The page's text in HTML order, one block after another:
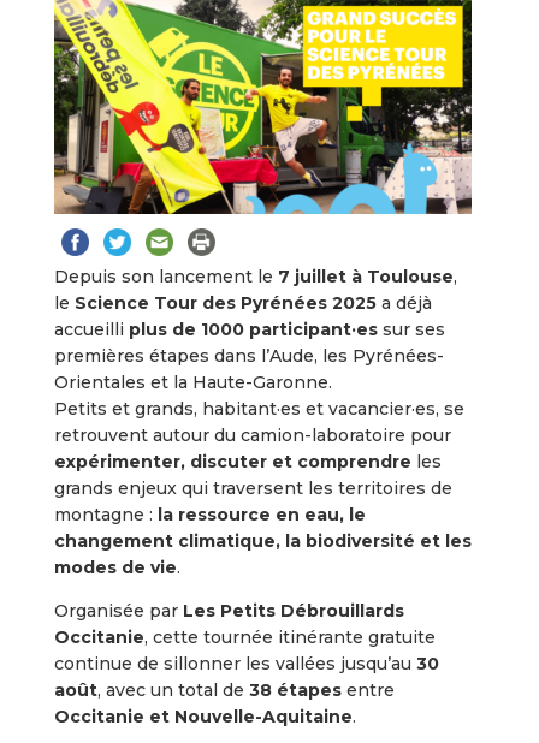
Depuis son lancement le 7 juillet à Toulouse,
le Science Tour des Pyrénées 2025a déjà
accueilli plus de 1000 participant·essur ses
premières étapes dans l’Aude, les Pyrénées-
Orientales et la Haute-Garonne.
Petits et grands, habitant·es et vacancier·es, se
retrouvent autour du camion-laboratoire pour
expérimenter, discuter et comprendre les
grands enjeux qui traversent les territoires de
montagne : la ressource en eau, le
changement climatique, la biodiversité et les
modes de vie.
Organisée par Les Petits Débrouillards
Occitanie, cette tournée itinérante gratuite
continue de sillonner les vallées jusqu’au 30
août, avec un total de 38 étapesentre
Occitanie et Nouvelle-Aquitaine.